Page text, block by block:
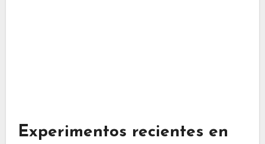
Experimentos recientes en